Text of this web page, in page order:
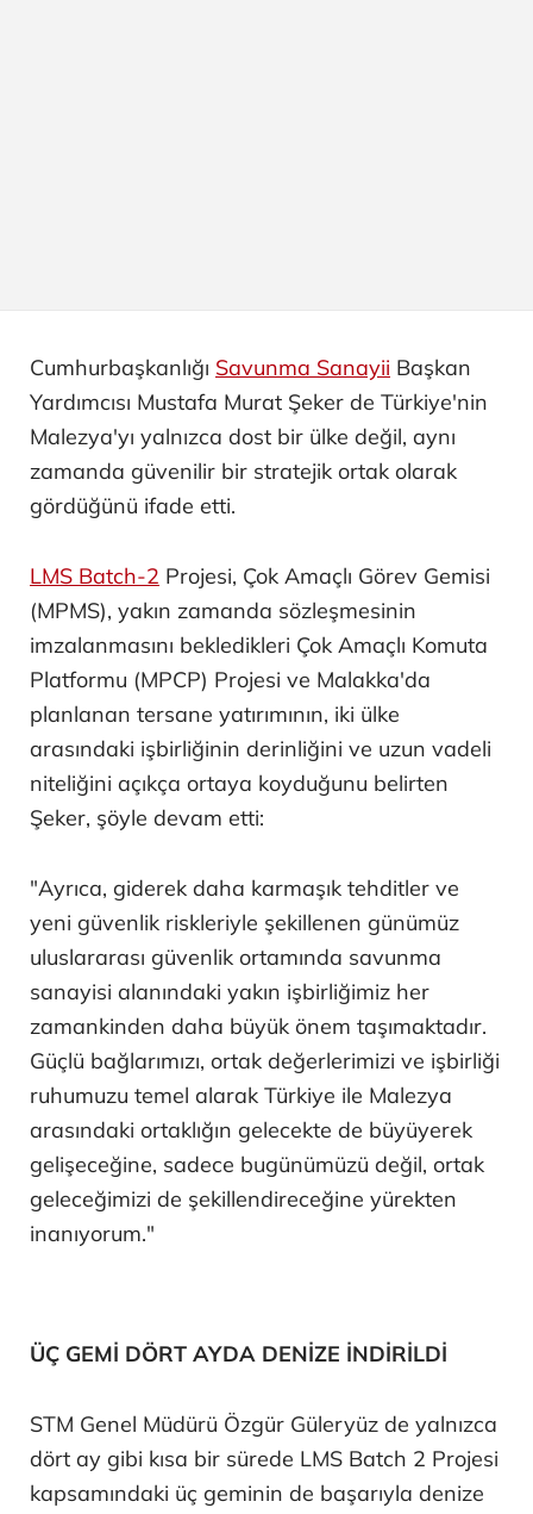
Cumhurbaşkanlığı Savunma Sanayii Başkan
Yardımcısı Mustafa Murat Şeker de Türkiye'nin
Malezya'yı yalnızca dost bir ülke değil, aynı
zamanda güvenilir bir stratejik ortak olarak
gördüğünü ifade etti.
LMS Batch-2 Projesi, Çok Amaçlı Görev Gemisi
(MPMS), yakın zamanda sözleşmesinin
imzalanmasını bekledikleri Çok Amaçlı Komuta
Platformu (MPCP) Projesi ve Malakka'da
planlanan tersane yatırımının, iki ülke
arasındaki işbirliğinin derinliğini ve uzun vadeli
niteliğini açıkça ortaya koyduğunu belirten
Şeker, şöyle devam etti:
"Ayrıca, giderek daha karmaşık tehditler ve
yeni güvenlik riskleriyle şekillenen günümüz
uluslararası güvenlik ortamında savunma
sanayisi alanındaki yakın işbirliğimiz her
zamankinden daha büyük önem taşımaktadır.
Güçlü bağlarımızı, ortak değerlerimizi ve işbirliği
ruhumuzu temel alarak Türkiye ile Malezya
arasındaki ortaklığın gelecekte de büyüyerek
gelişeceğine, sadece bugünümüzü değil, ortak
geleceğimizi de şekillendireceğine yürekten
inanıyorum."
ÜÇ GEMİ DÖRT AYDA DENİZE İNDİRİLDİ
STM Genel Müdürü Özgür Güleryüz de yalnızca
dört ay gibi kısa bir sürede LMS Batch 2 Projesi
kapsamındaki üç geminin de başarıyla denize